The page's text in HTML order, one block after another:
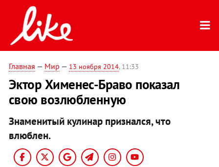
Главная — Мир — 13 ноября 2014, 11:33
Эктор Хименес-Браво показал
свою возлюбленную
Знаменитый кулинар признался, что
влюблен.